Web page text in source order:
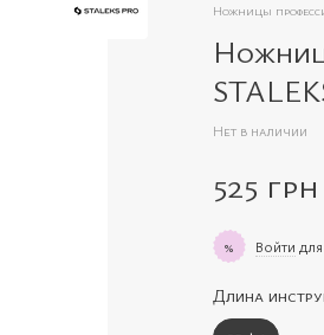
Ножницы
Нет в наличии
525 грн
% Войти
Длина